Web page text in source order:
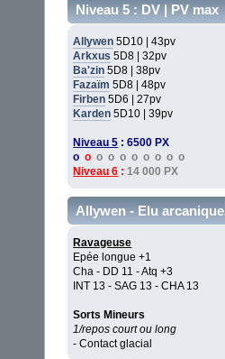
Niveau 5 : DV | PV max
Allywen 5D10 | 43pv
Arkxus 5D8 | 32pv
Ba'zin 5D8 | 38pv
Fazaïm 5D8 | 48pv
Firben 5D6 | 27pv
Karden 5D10 | 39pv
Niveau 5 : 6500 PX
oo o o o o o o o o
Niveau 6 : 14 000 PX
Allywen - Elu arcanique
Ravageuse
Epée longue +1
Cha - DD 11 - Atq +3
INT 13 - SAG 13 - CHA 13
Sorts Mineurs
1/repos court ou long
- Contact glacial